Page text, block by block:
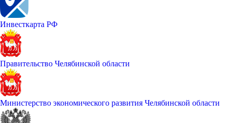
Инвесткарта РФ
Правительство Челябинской области
Министерство экономического развития Челябинской области